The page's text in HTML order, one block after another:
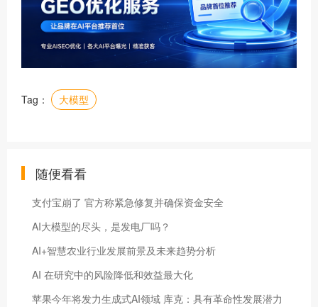
Tag： 大模型
随便看看
支付宝崩了 官方称紧急修复并确保资金安全
AI大模型的尽头，是发电厂吗？
AI+智慧农业行业发展前景及未来趋势分析
AI 在研究中的风险降低和效益最大化
苹果今年将发力生成式AI领域 库克：具有革命性发展潜力